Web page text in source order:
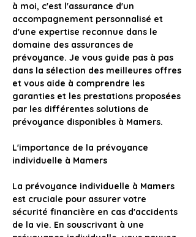
à moi, c'est l'assurance d'un
accompagnement personnalisé et
d'une expertise reconnue dans le
domaine des assurances de
prévoyance. Je vous guide pas à pas
dans la sélection des meilleures offres
et vous aide à comprendre les
garanties et les prestations proposées
par les différentes solutions de
prévoyance disponibles à Mamers.
L'importance de la prévoyance
individuelle à Mamers
La prévoyance individuelle à Mamers
est cruciale pour assurer votre
sécurité financière en cas d'accidents
de la vie. En souscrivant à une